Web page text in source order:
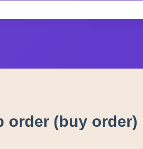
order (buy order)